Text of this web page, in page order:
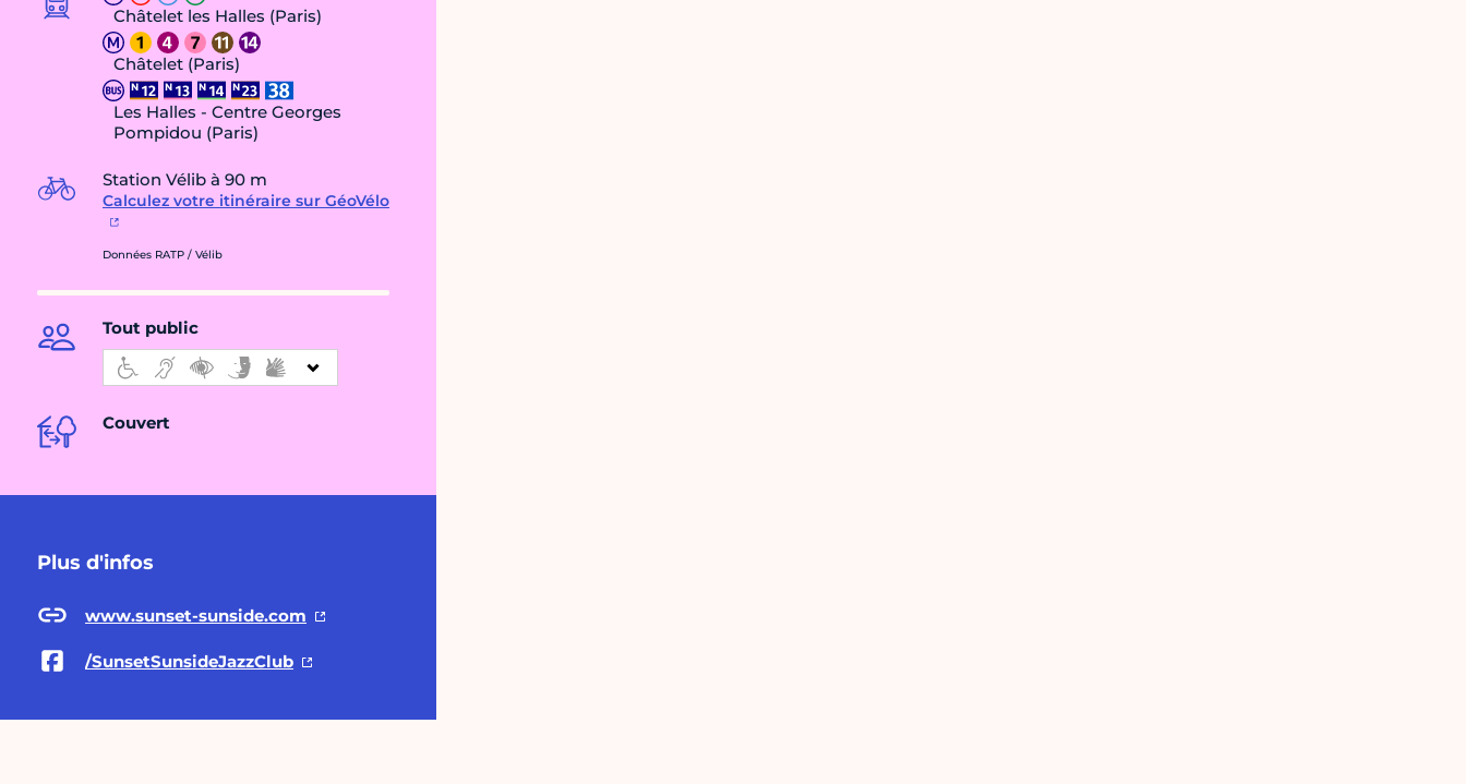
Châtelet les Halles (Paris)
Châtelet (Paris)
Les Halles - Centre Georges
Pompidou (Paris)
Station Vélib à 90 m
Calculez votre itinéraire sur GéoVélo
Données RATP / Vélib
Tout public
Couvert
Plus d'infos
www.sunset-sunside.com
/SunsetSunsideJazzClub